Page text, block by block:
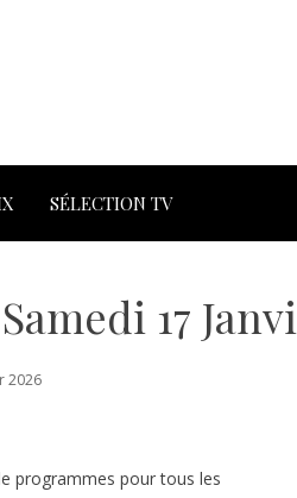
SÉLECTION TV
17
2026
programmes pour tous les